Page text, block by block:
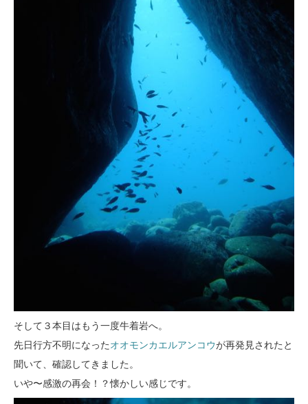
そして３本目はもう一度牛着岩へ。
先日行方不明になったオオモンカエルアンコウが再発見されたと
聞いて、確認してきました。
いや〜感激の再会！？懐かしい感じです。